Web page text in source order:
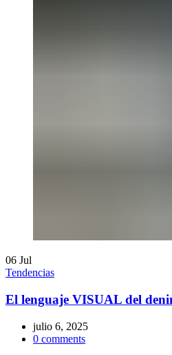
06 Jul
Tendencias
El lenguaje VISUAL del
julio 6, 2025
0 comments